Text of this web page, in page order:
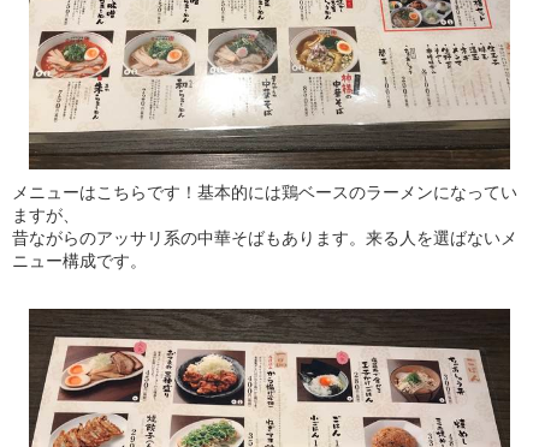
メニューはこちらです！基本的には鶏ベースのラーメンになってい
ますが、
昔ながらのアッサリ系の中華そばもあります。来る人を選ばないメ
ニュー構成です。